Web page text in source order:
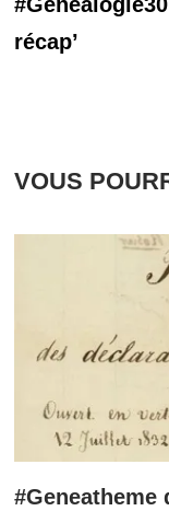
l’article
récap’
VOUS
#Geneatheme